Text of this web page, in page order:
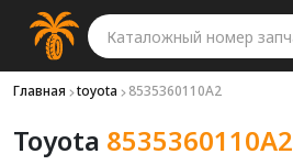
Главная toyota 8535360110A2
Toyota 8535360110A2